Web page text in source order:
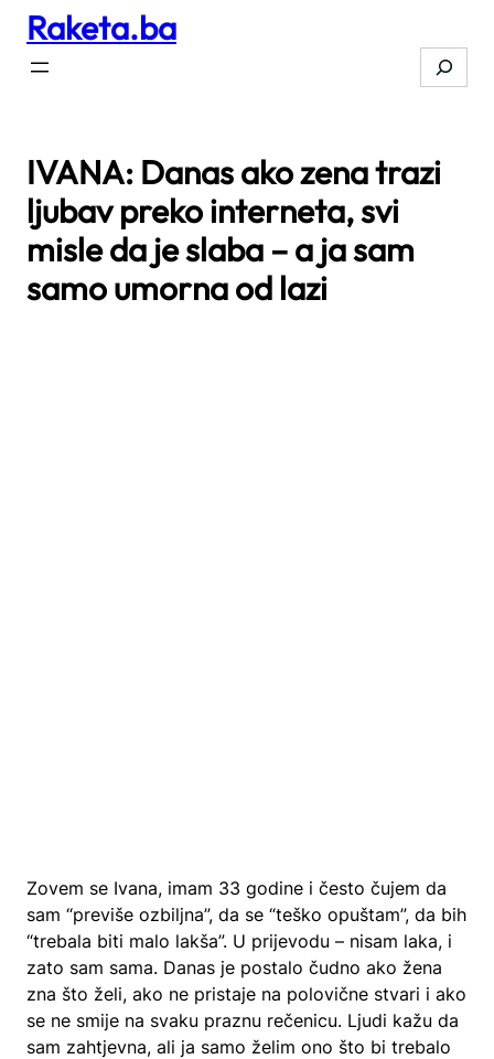
Skip
content
Raketa.ba
Search
IVANA: Danas ako zena trazi
ljubav preko interneta, svi
misle da je slaba – a ja sam
samo umorna od lazi
Zovem se Ivana, imam 33 godine i često čujem da
sam “previše ozbiljna”, da se “teško opuštam”, da bih
“trebala biti malo lakša”. U prijevodu – nisam laka, i
zato sam sama. Danas je postalo čudno ako žena
zna što želi, ako ne pristaje na polovične stvari i ako
se ne smije na svaku praznu rečenicu. Ljudi kažu da
sam zahtjevna, ali ja samo želim ono što bi trebalo